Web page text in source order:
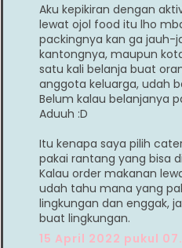
Aku kepikiran dengan
lewat ojol food itu lho
packingnya kan ga jauh-
kantongnya, maupun
satu kali belanja buat
anggota keluarga, udah
Belum kalau belanjanya
Aduuh :D
Itu kenapa saya pilih
pakai rantang yang bisa
Kalau order makanan
udah tahu mana yang
lingkungan dan enggak,
buat lingkungan.
15 April 2022 pukul